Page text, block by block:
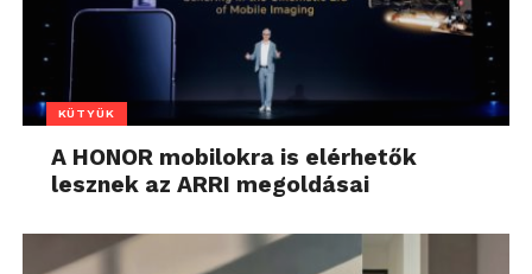
KÜTYÜK
A HONOR mobilokra is elérhetők
lesznek az ARRI megoldásai